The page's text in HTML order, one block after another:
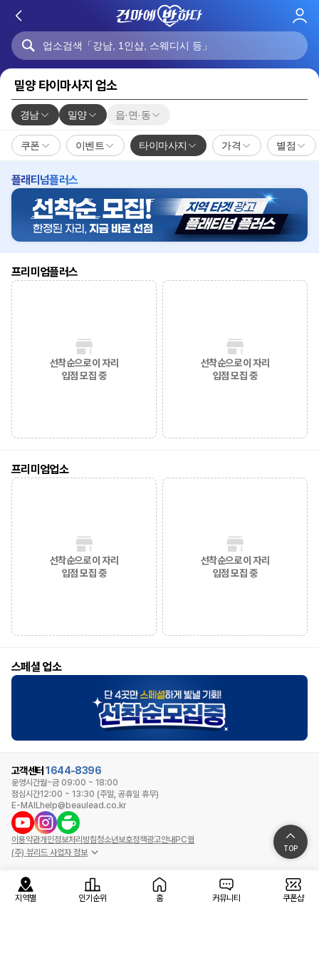
로
밀양 타이마사지 업소
경남 밀양 읍·면·동
쿠폰 이벤트 타이마사지 가격 별점
플래티넘플러스
프리미엄플러스
선착순으로 이 자리
입점 모집 중
선착순으로 이 자리
입점 모집 중
프리미엄업소
선착순으로 이 자리
입점 모집 중
선착순으로 이 자리
입점 모집 중
스페셜 업소
고객센터 1644-8396
운영시간월~금 09:00 ~ 18:00
점심시간12:00 ~ 13:30 (주말, 공휴일 휴무)
E-MAILhelp@beaulead.co.kr
이용약관개인정보처리방침청소년보호정책광고안내PC웹
(주) 뷰리드 사업자 정보
지역별 인기순위 홈 커뮤니티 쿠폰샵
TOP